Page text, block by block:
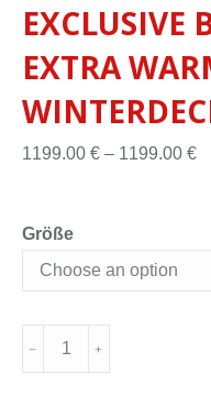
EXCLUSIVE
EXTRA
1199.00 € – 1199.00 €
Größe